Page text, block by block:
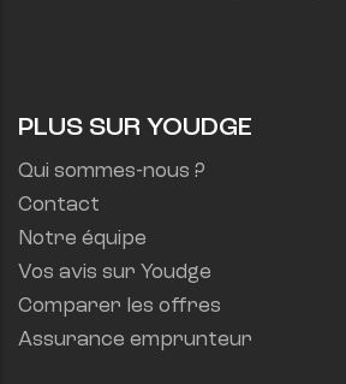
PLUS SUR YOUDGE
Qui sommes-nous ?
Contact
Notre équipe
Vos avis sur Youdge
Comparer les offres
Assurance emprunteur